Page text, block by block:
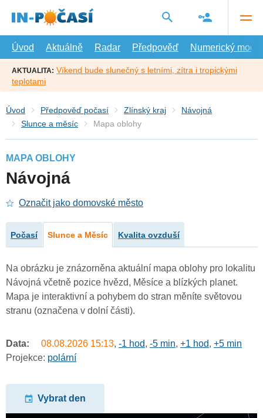
hlavní
Úvod
Aktuálně Radar Předpověď Numerický model
AKTUALITA: Víkend bude slunečný s letními, zítra i tropickými
teplotami
Úvod Předpověď počasí Zlínský kraj
Návojná
Slunce a měsíc
Mapa oblohy
MAPA OBLOHY
Návojná
Označit jako domovské město
Počasí Slunce a Měsíc Kvalita ovzduší
Na obrázku je znázorněna aktuální mapa oblohy pro lokalitu
Návojná včetně pozice hvězd, Měsíce a blízkých planet.
Mapa je interaktivní a pohybem do stran měníte světovou
stranu (označena v dolní části).
Data: 08.08.2026 15:13, -1 hod, -5 min, +1 hod, +5 min
Projekce: polární
Vybrat den